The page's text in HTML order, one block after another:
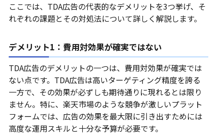
ここでは、TDA広告の代表的なデメリットを3つ挙げ、そ
れぞれの課題とその対処法について詳しく解説します。
デメリット1：費用対効果が確実ではない
TDA広告のデメリットの一つは、費用対効果が確実では
ない点です。TDA広告は高いターゲティング精度を誇る
一方で、その効果が必ずしも期待通りに現れるとは限り
ません。特に、楽天市場のような競争が激しいプラット
フォームでは、広告の効果を最大限に引き出すためには
高度な運用スキルと十分な予算が必要です。